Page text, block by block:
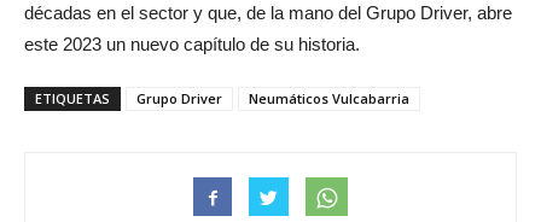
décadas en el sector y que, de la mano del Grupo Driver, abre
este 2023 un nuevo capítulo de su historia.
ETIQUETAS Grupo Driver Neumáticos Vulcabarria